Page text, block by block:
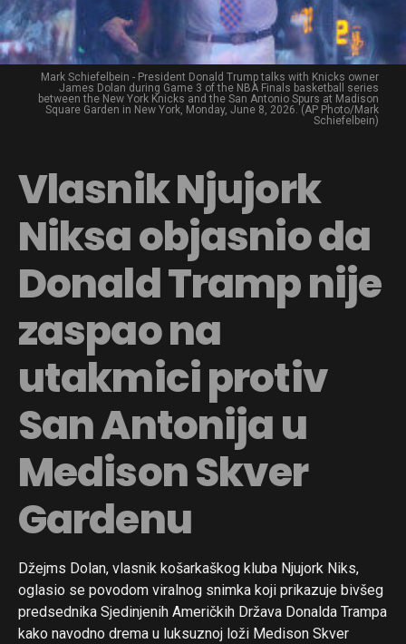
Mark Schiefelbein - President Donald Trump talks with Knicks owner
James Dolan during Game 3 of the NBA Finals basketball series
between the New York Knicks and the San Antonio Spurs at Madison
Square Garden in New York, Monday, June 8, 2026. (AP Photo/Mark
Schiefelbein)
Vlasnik Njujork
Niksa objasnio da
Donald Tramp nije
zaspao na
utakmici protiv
San Antonija u
Medison Skver
Gardenu
Džejms Dolan, vlasnik košarkaškog kluba Njujork Niks,
oglasio se povodom viralnog snimka koji prikazuje bivšeg
predsednika Sjedinjenih Američkih Država Donalda Trampa
kako navodno drema u luksuznoj loži Medison Skver